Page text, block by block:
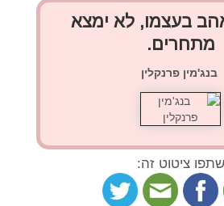
בעצמו, לא ימצא
מתחרים.
בנג'מין פרנקלין
שתפו ציטוט זה: